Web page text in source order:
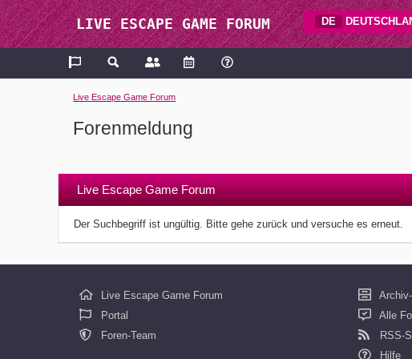
LIVE ESCAPE GAME FORUM DE
Live Escape Game Forum
Forenmeldung
Live Escape Game Forum
Der Suchbegriff ist ungültig. Bitte gehe zurück und versuche es erneut.
Live Escape Game Forum
Portal
Foren-Team
Alle
RSS-
Hilfe